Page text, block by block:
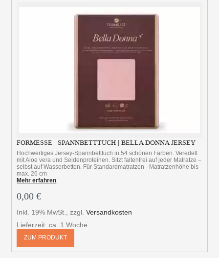
FORMESSE | SPANNBETTTUCH | BELLA DONNA JERSEY
Hochwertiges Jersey-Spannbetttuch in 54 schönen Farben. Veredelt
mit Aloe vera und Seidenproteinen. Sitzt faltenfrei auf jeder Matratze –
selbst auf Wasserbetten. Für Standardmatratzen - Matratzenhöhe bis
max. 26 cm
Mehr erfahren
0,00 €
Inkl. 19% MwSt. ,zzgl.Versandkosten
Lieferzeit: ca. 1 Woche
ZUM PRODUKT